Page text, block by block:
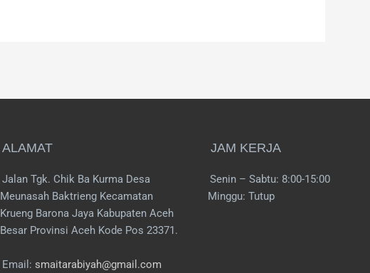
ALAMAT
Jalan Tgk. Chik Ba Kurma Desa
Meunasah Baktrieng Kecamatan
Krueng Barona Jaya Kabupaten Aceh
Besar Provinsi Aceh Kode Pos 23371.
Email: smaitarabiyah@gmail.com
JAM KERJA
Senin – Sabtu: 8:00-15:00
Minggu: Tutup